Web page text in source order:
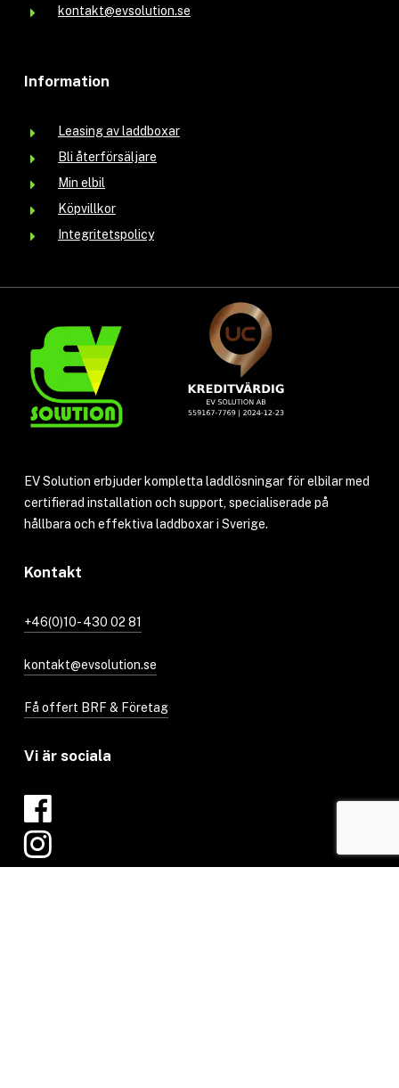
kontakt@evsolution.se
Information
Leasing av laddboxar
Bli återförsäljare
Min elbil
Köpvillkor
Integritetspolicy
EV Solution erbjuder kompletta laddlösningar för elbilar med
certifierad installation och support, specialiserade på
hållbara och effektiva laddboxar i Sverige.
Kontakt
+46(0)10- 430 02 81
kontakt@evsolution.se
Få offert BRF & Företag
Vi är sociala